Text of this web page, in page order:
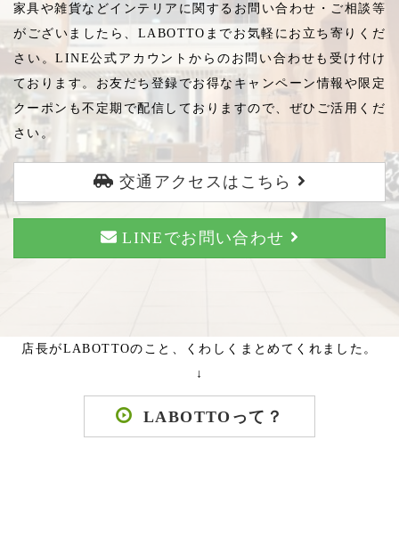
家具や雑貨などインテリアに関するお問い合わせ・ご相談等
がございましたら、LABOTTOまでお気軽にお立ち寄りくだ
さい。LINE公式アカウントからのお問い合わせも受け付け
ております。お友だち登録でお得なキャンペーン情報や限定
クーポンも不定期で配信しておりますので、ぜひご活用くだ
さい。
交通アクセスはこちら
LINEでお問い合わせ
店長がLABOTTOのこと、くわしくまとめてくれました。
↓
LABOTTOって？